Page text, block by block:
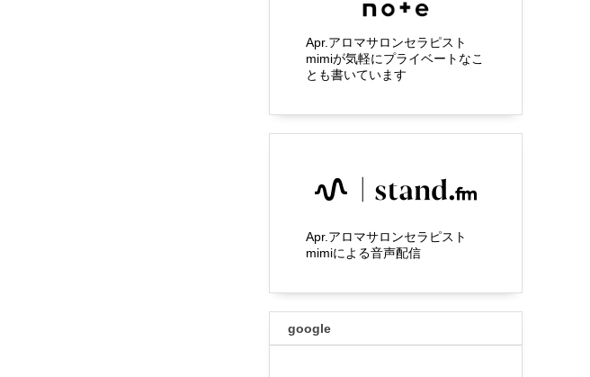
Apr.アロマサロンセラピスト
mimiが気軽にプライベートなこ
とも書いています
Apr.アロマサロンセラピスト
mimiによる音声配信
google